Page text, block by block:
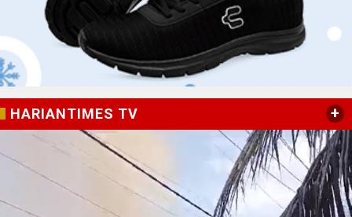
HARIANTIMES TV +